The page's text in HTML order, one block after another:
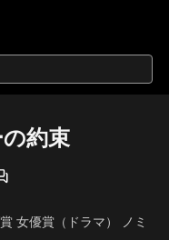
約束
女優賞（ドラマ） ノミ